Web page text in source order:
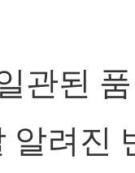
관된
알려진